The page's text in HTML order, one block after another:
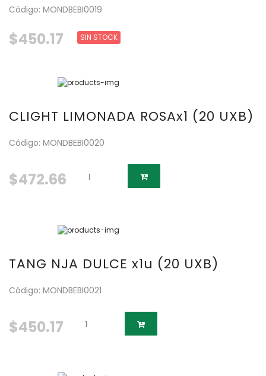
Código: MONDBEBI0019
$450.17 SIN STOCK
CLIGHT LIMONADA ROSAx1 (20 UXB)
Código: MONDBEBI0020
$472.66
TANG NJA DULCE x1u (20 UXB)
Código: MONDBEBI0021
$450.17